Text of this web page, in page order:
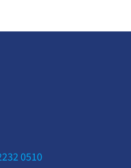
0510